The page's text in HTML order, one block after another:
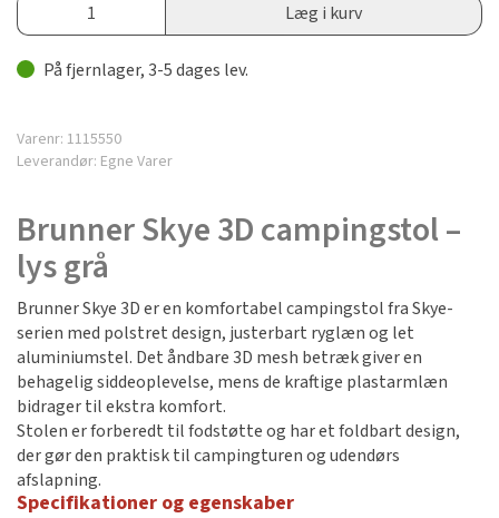
Læg i kurv
På fjernlager, 3-5 dages lev.
Varenr: 1115550
Leverandør: Egne Varer
Brunner Skye 3D campingstol –
lys grå
Brunner Skye 3D er en komfortabel campingstol fra Skye-
serien med polstret design, justerbart ryglæn og let
aluminiumstel. Det åndbare 3D mesh betræk giver en
behagelig siddeoplevelse, mens de kraftige plastarmlæn
bidrager til ekstra komfort.
Stolen er forberedt til fodstøtte og har et foldbart design,
der gør den praktisk til campingturen og udendørs
afslapning.
Specifikationer og egenskaber